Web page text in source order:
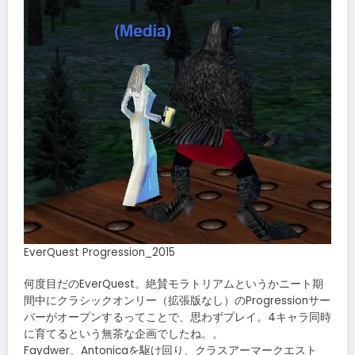
EverQuest Progression_2015
何度目だのEverQuest。絶賛モラトリアムというかニート期
間中にクラシックオンリー（拡張版なし）のProgressionサー
バーがオープンするってことで、思わずプレイ。4キャラ同時
に育てるという無茶な企画でしたね。。
Faydwer、Antonicaを駆け回り、クラスアーマークエスト